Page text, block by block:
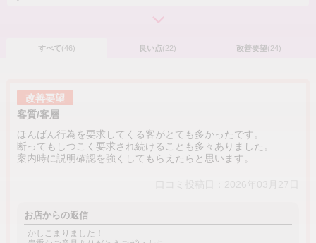
すべて(46) 良い点(22) 改善要望(24)
改善要望
客質/客層
ほんばん行為を要求してくる客がとても多かったです。
断ってもしつこく要求され続けることも多々ありました。
案内時に説明確認を強くしてもらえたらと思います。
お店からの返信
かしこまりました！